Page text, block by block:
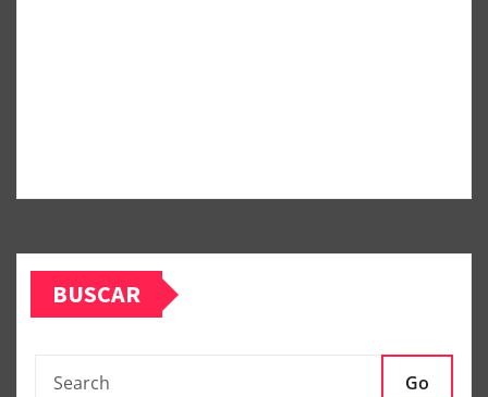
BUSCAR
Go